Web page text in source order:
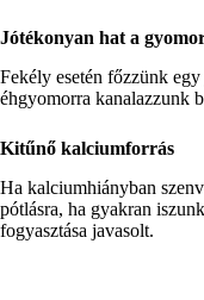
Jótékonyan hat a
Fekély esetén főzzünk
éhgyomorra kanalazzunk
Kitűnő kalciumforrás
Ha kalciumhiányban
pótlásra, ha gyakran
fogyasztása javasolt.